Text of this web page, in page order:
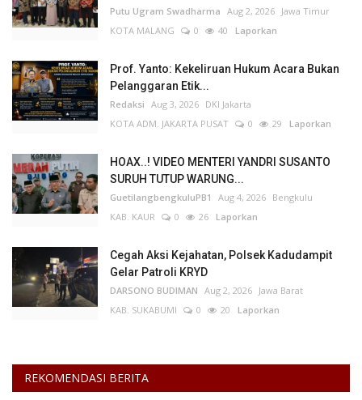
Putu Ugram Swadharma Aug 2, 2026 Jawa Timur
KOTA MALANG
0 40 Laporkan
Prof. Yanto: Kekeliruan Hukum Acara Bukan
Pelanggaran Etik...
Redaksi Aug 3, 2026 DKI Jakarta
KOTA ADM. JAKARTA PUSAT
0 29 Laporkan
HOAX..! VIDEO MENTERI YANDRI SUSANTO
SURUH TUTUP WARUNG...
GuetilangbengkuluPB1 Aug 4, 2026 Bengkulu
KAB. KAUR
0 26 Laporkan
Cegah Aksi Kejahatan, Polsek Kadudampit
Gelar Patroli KRYD
DARSONO BUDIMAN Aug 2, 2026 Jawa Barat
KAB. SUKABUMI
0 20 Laporkan
REKOMENDASI BERITA